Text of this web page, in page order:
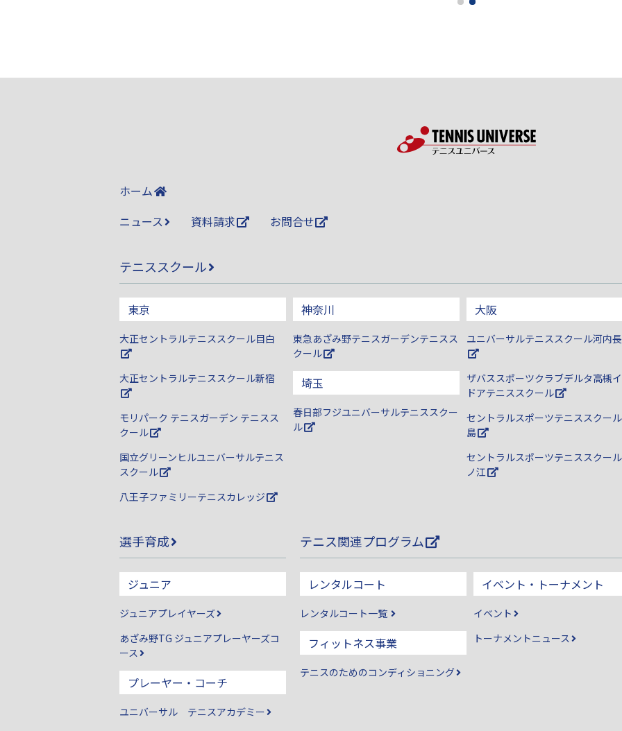
ホーム
ニュース
資料請求 お問合せ
テニススクール
東京
大正セントラルテニススクール目白
大正セントラルテニススクール新宿
モリパーク テニスガーデン テニスス
クール
国立グリーンヒルユニバーサルテニス
スクール
八王子ファミリーテニスカレッジ
神奈川
東急あざみ野テニスガーデンテニスス
クール
埼玉
春日部フジユニバーサルテニススクー
ル
大阪
ユニバーサルテニススクール河内
ザバススポーツクラブデルタ高槻
ドアテニススクール
セントラルスポーツテニススクー
島
セントラルスポーツテニススクー
ノ江
選手育成
ジュニア
ジュニアプレイヤーズ
あざみ野TG ジュニアプレーヤーズコ
ース
プレーヤー・コーチ
ユニバーサル テニスアカデミー
テニス関連プログラム
レンタルコート
レンタルコート一覧
フィットネス事業
テニスのためのコンディショニング
イベント・トーナメント
イベント
トーナメントニュース